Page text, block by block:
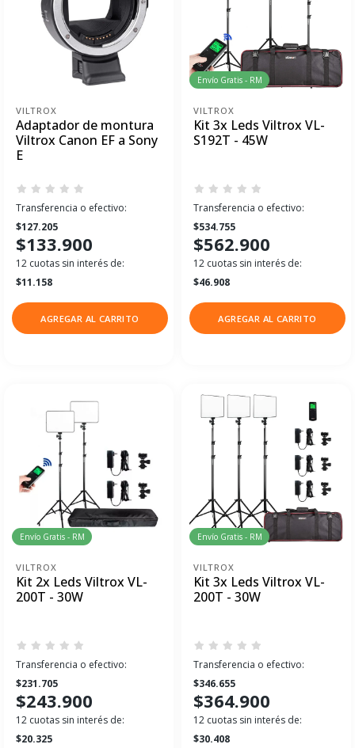
VILTROX
Adaptador de montura
Viltrox Canon EF a Sony
E
Transferencia o efectivo:
$127.205
$133.900
12 cuotas sin interés de:
$11.158
AGREGAR AL CARRITO
Envío Gratis - RM
VILTROX
Kit 3x Leds Viltrox VL-
S192T - 45W
Transferencia o efectivo:
$534.755
$562.900
12 cuotas sin interés de:
$46.908
AGREGAR AL CARRITO
Envío Gratis - RM
VILTROX
Kit 2x Leds Viltrox VL-
200T - 30W
Transferencia o efectivo:
$231.705
$243.900
12 cuotas sin interés de:
$20.325
Envío Gratis - RM
VILTROX
Kit 3x Leds Viltrox VL-
200T - 30W
Transferencia o efectivo:
$346.655
$364.900
12 cuotas sin interés de:
$30.408